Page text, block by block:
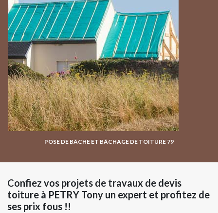
POSE DE BÂCHE ET BÂCHAGE DE TOITURE 79
Confiez vos projets de travaux de devis
toiture à PETRY Tony un expert et profitez de
ses prix fous !!